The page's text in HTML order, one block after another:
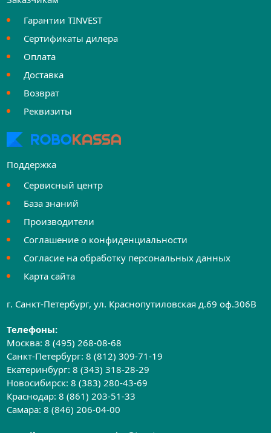
Гарантии TINVEST
Сертификаты дилера
Оплата
Доставка
Возврат
Реквизиты
Поддержка
Сервисный центр
База знаний
Производители
Соглашение о конфиденциальности
Согласие на обработку персональных данных
Карта сайта
г. Санкт-Петербург, ул. Краснопутиловская д.69 оф.306B
Телефоны:
Москва:8 (495) 268-08-68
Санкт-Петербург:8 (812) 309-71-19
Екатеринбург:8 (343) 318-28-29
Новосибирск:8 (383) 280-43-69
Краснодар:8 (861) 203-51-33
Самара:8 (846) 206-04-00